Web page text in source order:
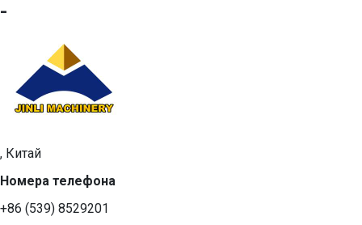
-
, Китай
Номера телефона
+86 (539) 8529201